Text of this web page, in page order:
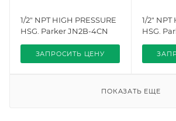
1/2" NPT HIGH PRESSURE
HSG. Parker JN2B-4CN
ЗАПРОСИТЬ ЦЕНУ
1/2" NPT
HSG.
ПОКАЗАТЬ ЕЩЕ